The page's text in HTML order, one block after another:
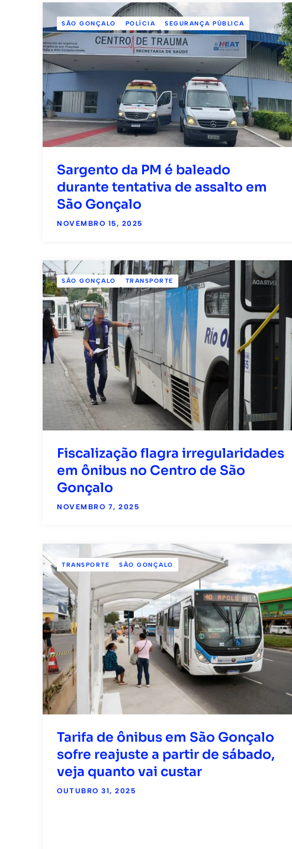
SÃO GONÇALO POLÍCIA SEGURANÇA PÚBLICA
Sargento da PM é baleado
durante tentativa de assalto em
São Gonçalo
NOVEMBRO 15, 2025
SÃO GONÇALO TRANSPORTE
Fiscalização flagra irregularidades
em ônibus no Centro de São
Gonçalo
NOVEMBRO 7, 2025
TRANSPORTE SÃO GONÇALO
Tarifa de ônibus em São Gonçalo
sofre reajuste a partir de sábado,
veja quanto vai custar
OUTUBRO 31, 2025